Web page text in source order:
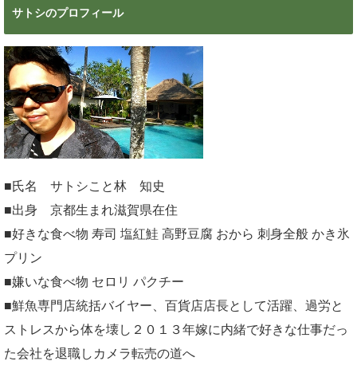
サトシのプロフィール
■氏名 サトシこと林 知史
■出身 京都生まれ滋賀県在住
■好きな食べ物 寿司 塩紅鮭 高野豆腐 おから 刺身全般 かき氷
プリン
■嫌いな食べ物 セロリ パクチー
■鮮魚専門店統括バイヤー、百貨店店長として活躍、過労と
ストレスから体を壊し２０１３年嫁に内緒で好きな仕事だっ
た会社を退職しカメラ転売の道へ